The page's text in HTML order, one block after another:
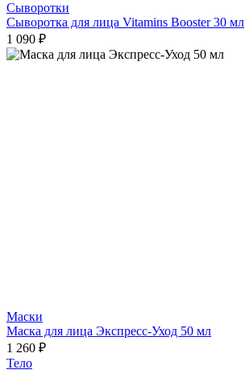
Сыворотки
Сыворотка для лица Vitamins Booster 30 мл
1 090 ₽
Маски
Маска для лица Экспресс-Уход 50 мл
1 260 ₽
Тело